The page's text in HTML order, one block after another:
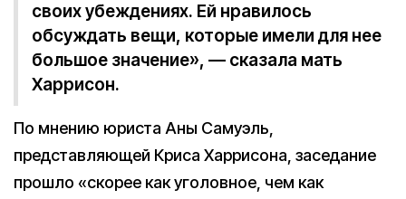
своих убеждениях. Ей нравилось
обсуждать вещи, которые имели для нее
большое значение», — сказала мать
Харрисон.
По мнению юриста Аны Самуэль,
представляющей Криса Харрисона, заседание
прошло «скорее как уголовное, чем как